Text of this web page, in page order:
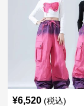
¥6,520 (税込)